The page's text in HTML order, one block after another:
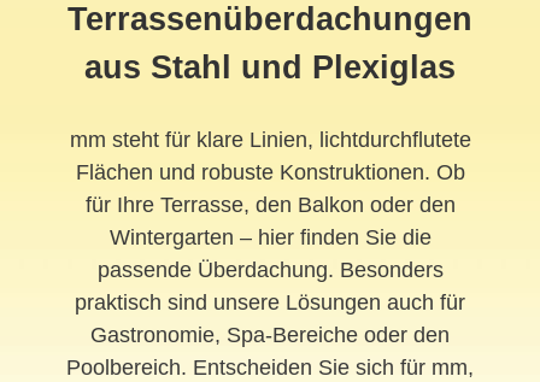
Terrassenüberdachungen
aus Stahl und Plexiglas
mm steht für klare Linien, lichtdurchflutete
Flächen und robuste Konstruktionen. Ob
für Ihre Terrasse, den Balkon oder den
Wintergarten – hier finden Sie die
passende Überdachung. Besonders
praktisch sind unsere Lösungen auch für
Gastronomie, Spa-Bereiche oder den
Poolbereich. Entscheiden Sie sich für mm,